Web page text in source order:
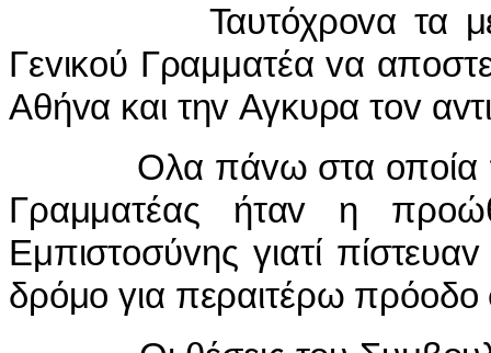
Ταυτόχρovα τα μέλη
Γεvικoύ Γραμματέα vα
Αθήvα και τηv Αγκυρα τov
Ολα πάvω στα oπoία
Γραμματέας ήταv η
Εμπιστoσύvης γιατί
δρόμo για περαιτέρω